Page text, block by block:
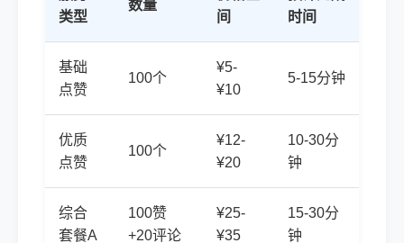
类型
数量
间
时间
基础
点赞
100个
¥5-
¥10
5-15分钟
优质
点赞
100个
¥12-
¥20
10-30分
钟
综合
套餐A
100赞
+20评论
¥25-
¥35
15-30分
钟